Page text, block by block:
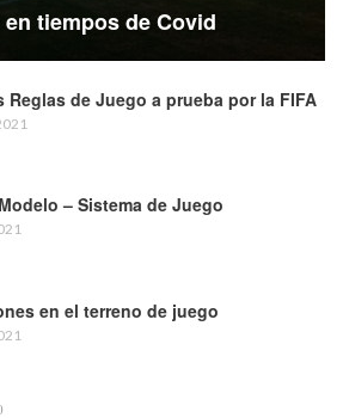
tiempos de Covid
Reglas de Juego a prueba por la FIFA
– Sistema de Juego
en el terreno de juego